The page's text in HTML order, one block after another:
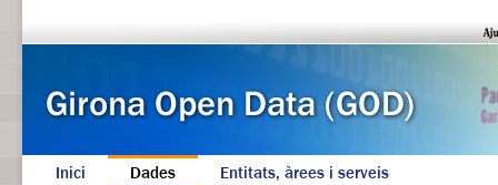
Inici Dades Entitats, àrees i serveis